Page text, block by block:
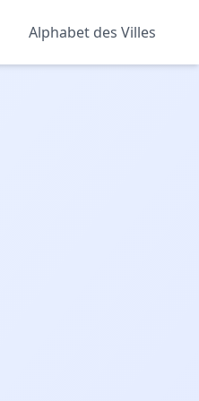
Alphabet des Villes